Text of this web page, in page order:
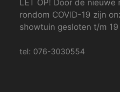
LET OP! Door de nieuwe
rondom COVID-19 zijn
showtuin gesloten t/m 19
tel: 076-3030554